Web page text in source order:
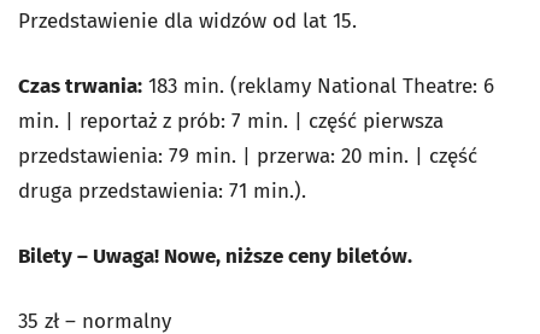
Przedstawienie dla widzów od lat 15.
Czas trwania: 183 min. (reklamy National Theatre: 6
min. | reportaż z prób: 7 min. | część pierwsza
przedstawienia: 79 min. | przerwa: 20 min. | część
druga przedstawienia: 71 min.).
Bilety – Uwaga! Nowe, niższe ceny biletów.
35 zł – normalny